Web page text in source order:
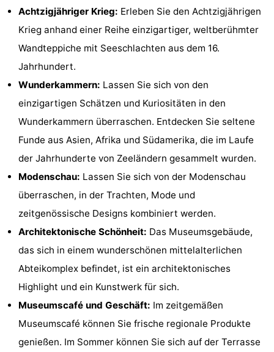
Schwimmbader
-
Wandern
Reiten
Reitschulen
Sportangeln
Mondriaan
Toorop
Essen
trinken
Veranstaltungen
Ringstechen
Forum
Achtzigjähriger Krieg: Erleben Sie den Achtzigjährigen
Krieg anhand einer Reihe einzigartiger, weltberühmter
Wandteppiche mit Seeschlachten aus dem 16.
Jahrhundert.
Wunderkammern: Lassen Sie sich von den
einzigartigen Schätzen und Kuriositäten in den
Wunderkammern überraschen. Entdecken Sie seltene
Funde aus Asien, Afrika und Südamerika, die im Laufe
der Jahrhunderte von Zeeländern gesammelt wurden.
Modenschau: Lassen Sie sich von der Modenschau
überraschen, in der Trachten, Mode und
zeitgenössische Designs kombiniert werden.
Architektonische Schönheit: Das Museumsgebäude,
das sich in einem wunderschönen mittelalterlichen
Abteikomplex befindet, ist ein architektonisches
Highlight und ein Kunstwerk für sich.
Museumscafé und Geschäft: Im zeitgemäßen
Museumscafé können Sie frische regionale Produkte
genießen. Im Sommer können Sie sich auf der Terrasse